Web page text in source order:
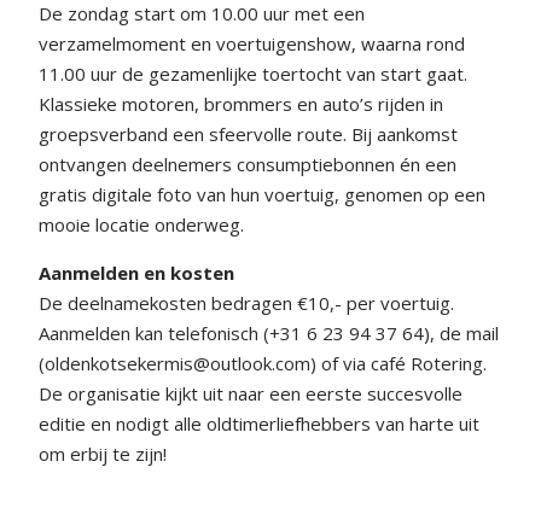
De zondag start om 10.00 uur met een
verzamelmoment en voertuigenshow, waarna rond
11.00 uur de gezamenlijke toertocht van start gaat.
Klassieke motoren, brommers en auto’s rijden in
groepsverband een sfeervolle route. Bij aankomst
ontvangen deelnemers consumptiebonnen én een
gratis digitale foto van hun voertuig, genomen op een
mooie locatie onderweg.
Aanmelden en kosten
De deelnamekosten bedragen €10,- per voertuig.
Aanmelden kan telefonisch (+31 6 23 94 37 64), de mail
(oldenkotsekermis@outlook.com) of via café Rotering.
De organisatie kijkt uit naar een eerste succesvolle
editie en nodigt alle oldtimerliefhebbers van harte uit
om erbij te zijn!